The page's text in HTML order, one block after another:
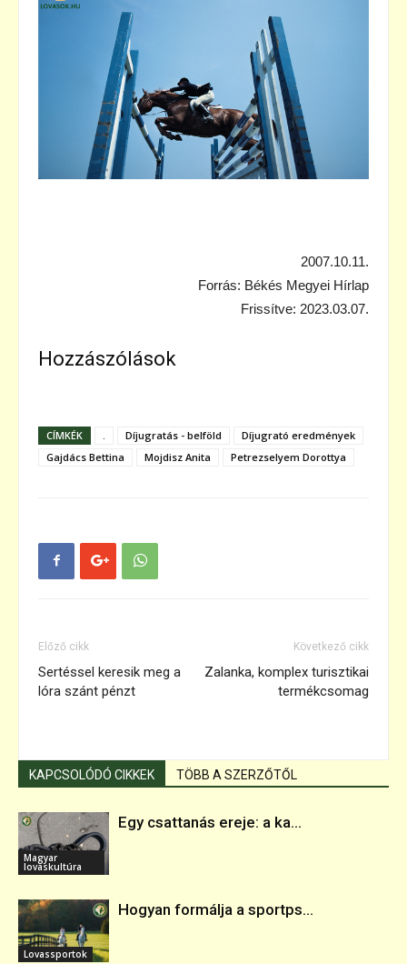
2007.10.11.
Forrás: Békés Megyei Hírlap
Frissítve: 2023.03.07.
Hozzászólások
CÍMKÉK Díjugratás - belföld
Díjugrató eredmények
Gajdács Bettina
Mojdisz Anita Petrezselyem Dorottya
Előző cikk
Sertéssel keresik meg a
lóra szánt pénzt
Következő cikk
Zalanka, komplex turisztikai
termékcsomag
KAPCSOLÓDÓ CIKKEK TÖBB A SZERZŐTŐL
Magyar
lovaskultúra
Egy csattanás ereje: a ka...
Lovassportok
Hogyan formálja a sportps...